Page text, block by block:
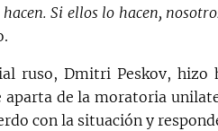
Si ellos lo hacen,
ruso, Dmitri Peskov, hizo
aparta de la moratoria
con la situación y